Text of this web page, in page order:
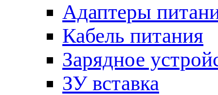
Адаптеры
Кабель питания
Зарядное
ЗУ вставка